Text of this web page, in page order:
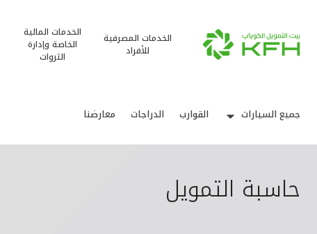
الخدمات المصرفية
للأفراد
الخدمات المالية
الخاصة وإدارة
الثروات
جميع السيارات القوارب الدراجات معارضنا
حاسبة التمويل